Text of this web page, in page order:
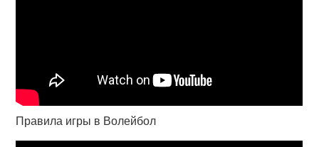
Правила игры в Волейбол